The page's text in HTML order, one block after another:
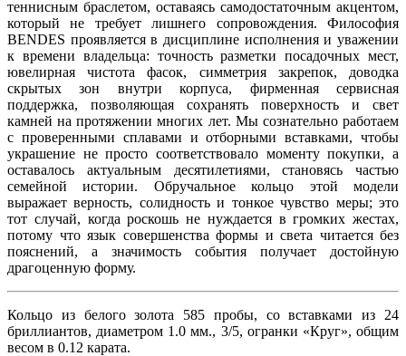
теннисным браслетом, оставаясь самодостаточным акцентом,
который не требует лишнего сопровождения. Философия
BENDES проявляется в дисциплине исполнения и уважении
к времени владельца: точность разметки посадочных мест,
ювелирная чистота фасок, симметрия закрепок, доводка
скрытых зон внутри корпуса, фирменная сервисная
поддержка, позволяющая сохранять поверхность и свет
камней на протяжении многих лет. Мы сознательно работаем
с проверенными сплавами и отборными вставками, чтобы
украшение не просто соответствовало моменту покупки, а
оставалось актуальным десятилетиями, становясь частью
семейной истории. Обручальное кольцо этой модели
выражает верность, солидность и тонкое чувство меры; это
тот случай, когда роскошь не нуждается в громких жестах,
потому что язык совершенства формы и света читается без
пояснений, а значимость события получает достойную
драгоценную форму.
Кольцо из белого золота 585 пробы, со вставками из 24
бриллиантов, диаметром 1.0 мм., 3/5, огранки «Круг», общим
весом в 0.12 карата.